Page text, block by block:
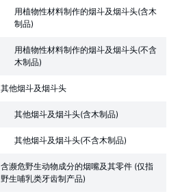
用植物性材料制作的烟斗及烟斗头(含木
制品)
用植物性材料制作的烟斗及烟斗头(不含
木制品)
其他烟斗及烟斗头
其他烟斗及烟斗头(含木制品)
其他烟斗及烟斗头(不含木制品)
含濒危野生动物成分的烟嘴及其零件 (仅指
野生哺乳类牙齿制产品)